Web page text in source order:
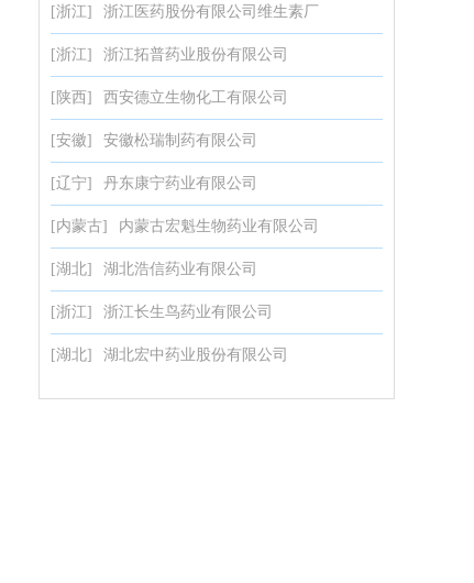
[浙江] 浙江医药股份有限公司维生素厂
[浙江] 浙江拓普药业股份有限公司
[陕西] 西安德立生物化工有限公司
[安徽] 安徽松瑞制药有限公司
[辽宁] 丹东康宁药业有限公司
[内蒙古] 内蒙古宏魁生物药业有限公司
[湖北] 湖北浩信药业有限公司
[浙江] 浙江长生鸟药业有限公司
[湖北] 湖北宏中药业股份有限公司